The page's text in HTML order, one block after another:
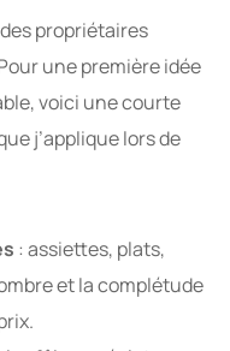
propriétaires
une première idée
voici une courte
j’applique lors de
: assiettes, plats,
et la complétude